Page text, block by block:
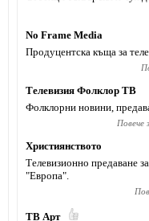
No Frame Media
Продуцентска къща за
Телевизия Фолклор ТВ
Фолклорни новини,
Повече
Християнството
Телевизионно предаване
"Европа".
ТВ Арт